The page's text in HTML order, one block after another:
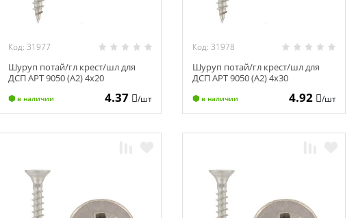
Код: 31977
Шуруп потай/гл крест/шл для
ДСП АРТ 9050 (А2) 4х20
в наличии 4.37 /шт
Код: 31978
Шуруп потай/гл крест/шл для
ДСП АРТ 9050 (А2) 4х30
в наличии 4.92 /шт